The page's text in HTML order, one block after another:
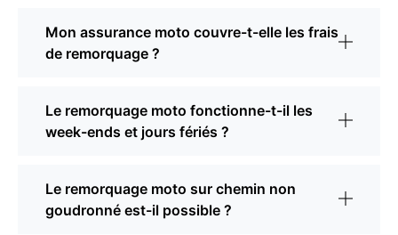
Mon assurance moto couvre-t-elle les frais
de remorquage ?
Le remorquage moto fonctionne-t-il les
week-ends et jours fériés ?
Le remorquage moto sur chemin non
goudronné est-il possible ?